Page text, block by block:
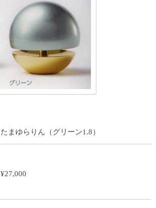
たまゆらりん（グリーン1.8）
¥27,000